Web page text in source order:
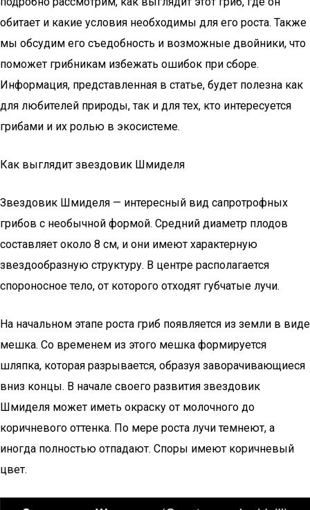
обитает и какие условия необходимы для его роста. Также
мы обсудим его съедобность и возможные двойники, что
поможет грибникам избежать ошибок при сборе.
Информация, представленная в статье, будет полезна как
для любителей природы, так и для тех, кто интересуется
грибами и их ролью в экосистеме.
Как выглядит звездовик Шмиделя
Звездовик Шмиделя — интересный вид сапротрофных
грибов с необычной формой. Средний диаметр плодов
составляет около 8 см, и они имеют характерную
звездообразную структуру. В центре располагается
спороносное тело, от которого отходят губчатые лучи.
На начальном этапе роста гриб появляется из земли в виде
мешка. Со временем из этого мешка формируется
шляпка, которая разрывается, образуя заворачивающиеся
вниз концы. В начале своего развития звездовик
Шмиделя может иметь окраску от молочного до
коричневого оттенка. По мере роста лучи темнеют, а
иногда полностью отпадают. Споры имеют коричневый
цвет.